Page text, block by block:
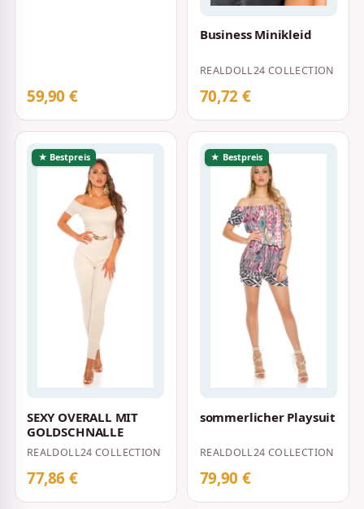
59,90 €
Business Minikleid
REALDOLL24 COLLECTION
70,72 €
★ Bestpreis
SEXY OVERALL MIT
GOLDSCHNALLE
REALDOLL24 COLLECTION
77,86 €
★ Bestpreis
sommerlicher Playsuit
REALDOLL24 COLLECTION
79,90 €